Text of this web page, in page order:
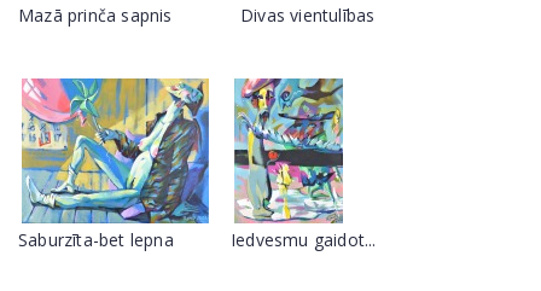
Mazā prinča sapnis Divas vientulības
Saburzīta-bet lepna Iedvesmu gaidot...